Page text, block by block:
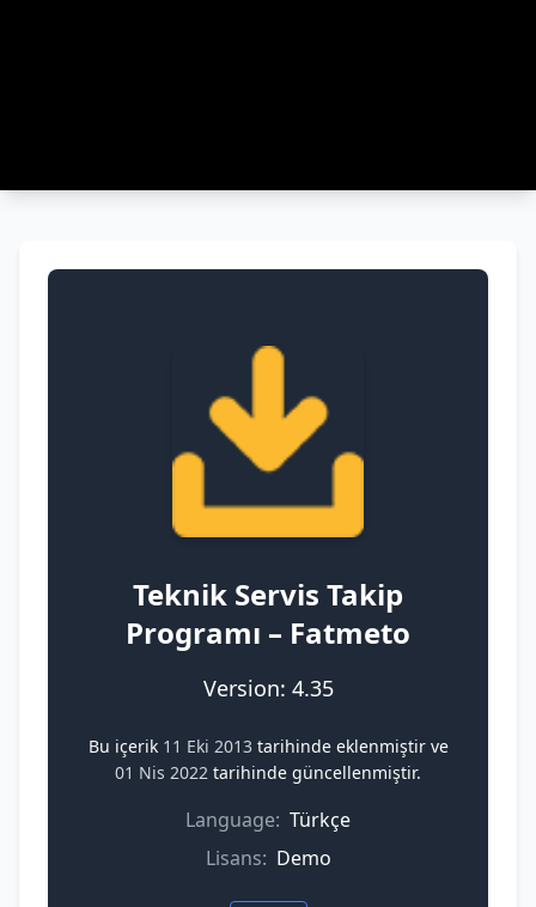
Teknik Servis Takip
Programı – Fatmeto
Version: 4.35
Bu içerik 11 Eki 2013 tarihinde eklenmiştir ve
01 Nis 2022 tarihinde güncellenmiştir.
Language: Türkçe
Lisans: Demo